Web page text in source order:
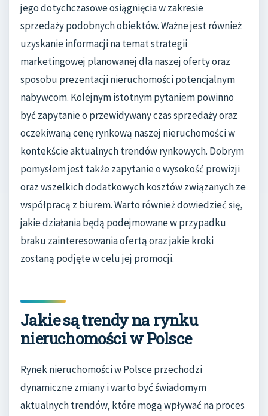
jego dotychczasowe osiągnięcia w zakresie
sprzedaży podobnych obiektów. Ważne jest również
uzyskanie informacji na temat strategii
marketingowej planowanej dla naszej oferty oraz
sposobu prezentacji nieruchomości potencjalnym
nabywcom. Kolejnym istotnym pytaniem powinno
być zapytanie o przewidywany czas sprzedaży oraz
oczekiwaną cenę rynkową naszej nieruchomości w
kontekście aktualnych trendów rynkowych. Dobrym
pomysłem jest także zapytanie o wysokość prowizji
oraz wszelkich dodatkowych kosztów związanych ze
współpracą z biurem. Warto również dowiedzieć się,
jakie działania będą podejmowane w przypadku
braku zainteresowania ofertą oraz jakie kroki
zostaną podjęte w celu jej promocji.
Jakie są trendy na rynku
nieruchomości w Polsce
Rynek nieruchomości w Polsce przechodzi
dynamiczne zmiany i warto być świadomym
aktualnych trendów, które mogą wpływać na proces